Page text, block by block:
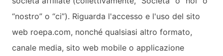
“nostro” o “ci”). Riguarda l'accesso e l'uso del sito
web roepa.com, nonché qualsiasi altro formato,
canale media, sito web mobile o applicazione